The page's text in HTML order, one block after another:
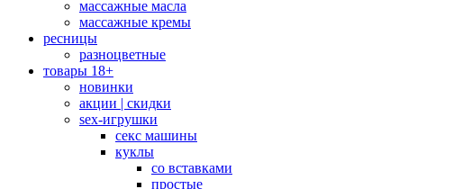
массажные масла
массажные кремы
ресницы
разноцветные
товары 18+
новинки
акции | скидки
sex-игрушки
секс машины
куклы
со вставками
простые